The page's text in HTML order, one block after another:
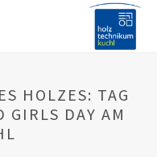
HOLZES: TAG
GIRLS DAY AM